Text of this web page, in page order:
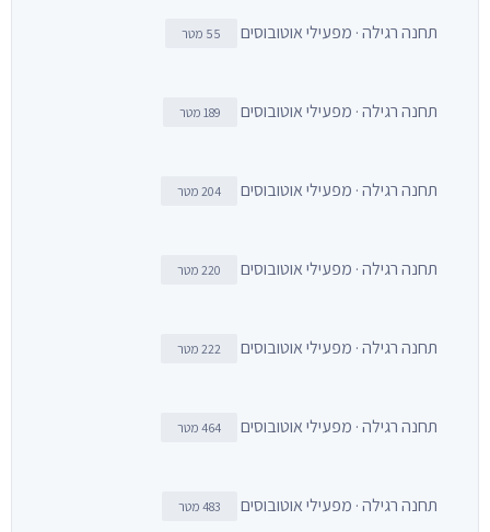
תחנה רגילה · מפעילי אוטובוסים 55 מטר
תחנה רגילה · מפעילי אוטובוסים 189 מטר
תחנה רגילה · מפעילי אוטובוסים 204 מטר
תחנה רגילה · מפעילי אוטובוסים 220 מטר
תחנה רגילה · מפעילי אוטובוסים 222 מטר
תחנה רגילה · מפעילי אוטובוסים 464 מטר
תחנה רגילה · מפעילי אוטובוסים 483 מטר